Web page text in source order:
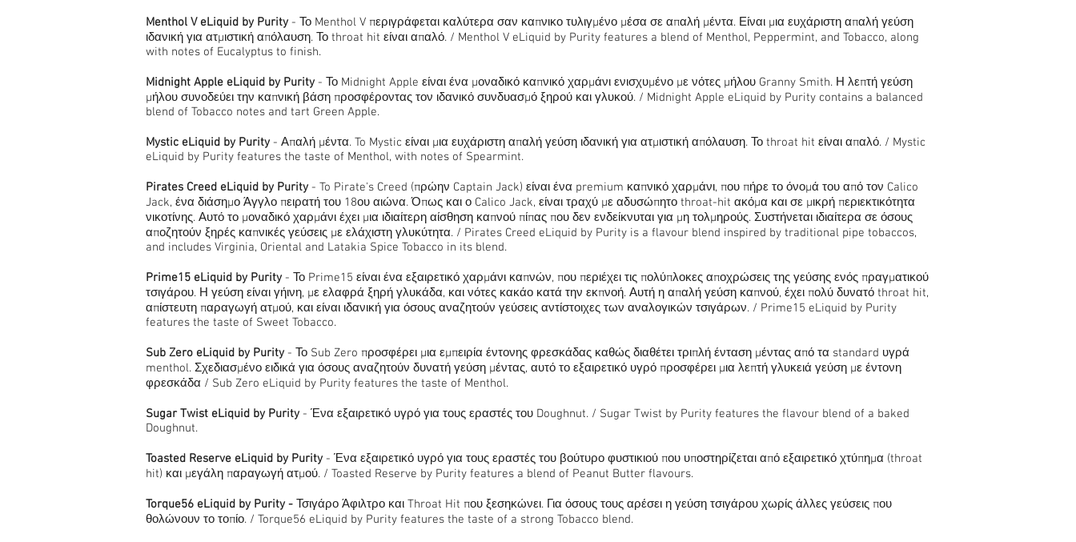
Menthol V eLiquid by Purity - Το Menthol V περιγράφεται καλύτερα σαν καπνικο τυλιγμένο μέσα σε απαλή μέντα. Είναι μια ευχάριστη απαλή γεύση
ιδανική για ατμιστική απόλαυση. Το throat hit είναι απαλό. / Menthol V eLiquid by Purity features a blend of Menthol, Peppermint, and Tobacco, along
with notes of Eucalyptus to finish.
Midnight Apple eLiquid by Purity - Το Midnight Apple είναι ένα μοναδικό καπνικό χαρμάνι ενισχυμένο με νότες μήλου Granny Smith. Η λεπτή γεύση
μήλου συνοδεύει την καπνική βάση προσφέροντας τον ιδανικό συνδυασμό ξηρού και γλυκού. / Midnight Apple eLiquid by Purity contains a balanced
blend of Tobacco notes and tart Green Apple.
Mystic eLiquid by Purity - Απαλή μέντα. To Mystic είναι μια ευχάριστη απαλή γεύση ιδανική για ατμιστική απόλαυση. Το throat hit είναι απαλό. / Mystic
eLiquid by Purity features the taste of Menthol, with notes of Spearmint.
Pirates Creed eLiquid by Purity - To Pirate's Creed (πρώην Captain Jack) είναι ένα premium καπνικό χαρμάνι, που πήρε το όνομά του από τον Calico
Jack, ένα διάσημο Άγγλο πειρατή του 18ου αιώνα. Όπως και ο Calico Jack, είναι τραχύ με αδυσώπητο throat-hit ακόμα και σε μικρή περιεκτικότητα
νικοτίνης. Αυτό το μοναδικό χαρμάνι έχει μια ιδιαίτερη αίσθηση καπνού πίπας που δεν ενδείκνυται για μη τολμηρούς. Συστήνεται ιδιαίτερα σε όσους
αποζητούν ξηρές καπνικές γεύσεις με ελάχιστη γλυκύτητα. / Pirates Creed eLiquid by Purity is a flavour blend inspired by traditional pipe tobaccos,
and includes Virginia, Oriental and Latakia Spice Tobacco in its blend.
Prime15 eLiquid by Purity - Το Prime15 είναι ένα εξαιρετικό χαρμάνι καπνών, που περιέχει τις πολύπλοκες αποχρώσεις της γεύσης ενός πραγματικού
τσιγάρου. Η γεύση είναι γήινη, με ελαφρά ξηρή γλυκάδα, και νότες κακάο κατά την εκπνοή. Αυτή η απαλή γεύση καπνού, έχει πολύ δυνατό throat hit,
απίστευτη παραγωγή ατμού, και είναι ιδανική για όσους αναζητούν γεύσεις αντίστοιχες των αναλογικών τσιγάρων. / Prime15 eLiquid by Purity
features the taste of Sweet Tobacco.
Sub Zero eLiquid by Purity - Το Sub Zero προσφέρει μια εμπειρία έντονης φρεσκάδας καθώς διαθέτει τριπλή ένταση μέντας από τα standard υγρά
menthol. Σχεδιασμένο ειδικά για όσους αναζητούν δυνατή γεύση μέντας, αυτό το εξαιρετικό υγρό προσφέρει μια λεπτή γλυκειά γεύση με έντονη
φρεσκάδα / Sub Zero eLiquid by Purity features the taste of Menthol.
Sugar Twist eLiquid by Purity - Ένα εξαιρετικό υγρό για τους εραστές του Doughnut. / Sugar Twist by Purity features the flavour blend of a baked
Doughnut.
Toasted Reserve eLiquid by Purity - Ένα εξαιρετικό υγρό για τους εραστές του βούτυρο φυστικιού που υποστηρίζεται από εξαιρετικό χτύπημα (throat
hit) και μεγάλη παραγωγή ατμού. / Toasted Reserve by Purity features a blend of Peanut Butter flavours.
Torque56 eLiquid by Purity - Τσιγάρο Άφιλτρο και Throat Hit που ξεσηκώνει. Για όσους τους αρέσει η γεύση τσιγάρου χωρίς άλλες γεύσεις που
θολώνουν το τοπίο. / Torque56 eLiquid by Purity features the taste of a strong Tobacco blend.